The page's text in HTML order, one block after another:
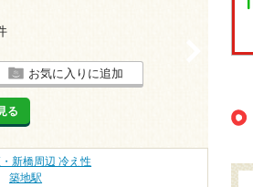
お気に入りに追加
る
新橋周辺 冷え性
築地駅